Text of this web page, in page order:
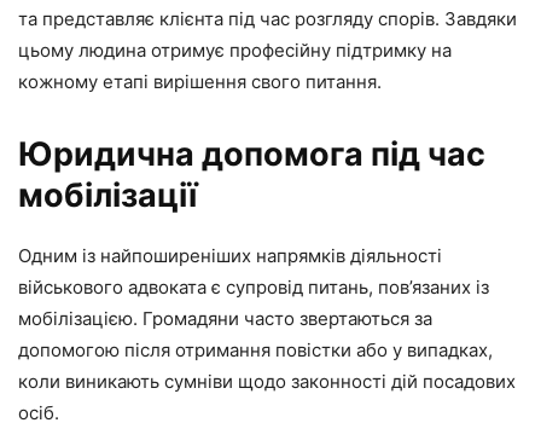
та представляє клієнта під час розгляду спорів. Завдяки
цьому людина отримує професійну підтримку на
кожному етапі вирішення свого питання.
Юридична допомога під час
мобілізації
Одним із найпоширеніших напрямків діяльності
військового адвоката є супровід питань, пов’язаних із
мобілізацією. Громадяни часто звертаються за
допомогою після отримання повістки або у випадках,
коли виникають сумніви щодо законності дій посадових
осіб.